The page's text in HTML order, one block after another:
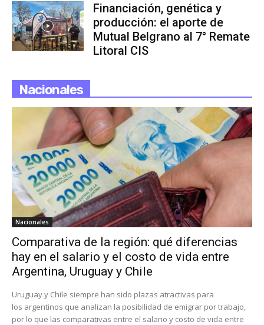
Financiación, genética y
producción: el aporte de
Mutual Belgrano al 7° Remate
Litoral CIS
Nacionales
Nacionales
Comparativa de la región: qué diferencias
hay en el salario y el costo de vida entre
Argentina, Uruguay y Chile
Uruguay y Chile siempre han sido plazas atractivas para
los argentinos que analizan la posibilidad de emigrar por trabajo,
por lo que las comparativas entre el salario y costo de vida entre